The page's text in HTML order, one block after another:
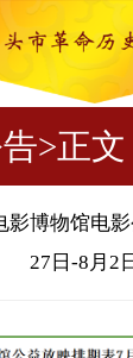
>正文
影博物馆电
27日-8月2